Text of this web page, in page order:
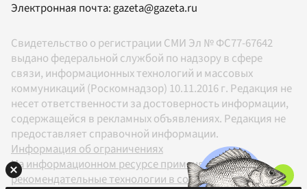
Электронная почта:gazeta@gazeta.ru
Свидетельство о регистрации СМИ Эл № ФС77-67642
выдано федеральной службой по надзору в сфере
связи, информационных технологий и массовых
коммуникаций (Роскомнадзор) 10.11.2016 г. Редакция не
несет ответственности за достоверность информации,
содержащейся в рекламных объявлениях. Редакция не
предоставляет справочной информации.
Информация об ограничениях
На информационном ресурсе применяются
рекомендательные технологии в соответствии с